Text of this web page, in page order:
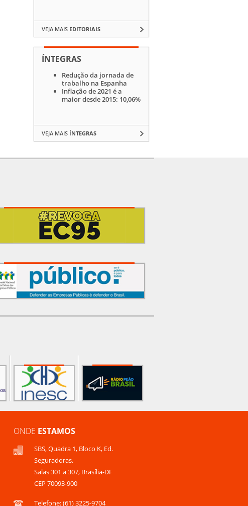
VEJA MAIS EDITORIAIS
ÍNTEGRAS
Redução da jornada de
trabalho na Espanha
Inflação de 2021 é a
maior desde 2015: 10,06%
VEJA MAIS ÍNTEGRAS
ONDE ESTAMOS
SBS, Quadra 1, Bloco K, Ed.
Seguradoras,
Salas 301 a 307, Brasília-DF
CEP 70093-900
Telefone: (61) 3225-9704